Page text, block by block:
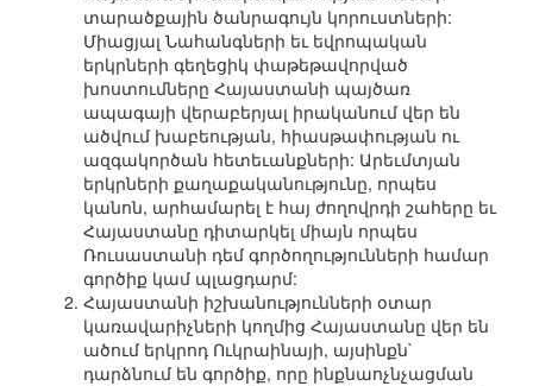
տարածքային ծանրագույն կորուստների:
Միացյալ Նահանգների եւ եվրոպական
երկրների գեղեցիկ փաթեթավորված
խոստումները Հայաստանի պայծառ
ապագայի վերաբերյալ իրականում վեր են
ածվում խաբեության, հիասթափության ու
ազգակործան հետեւանքների: Արեւմտյան
երկրների քաղաքականությունը, որպես
կանոն, արհամարել է հայ ժողովրդի շահերը եւ
Հայաստանը դիտարկել միայն որպես
Ռուսաստանի դեմ գործողությունների համար
գործիք կամ պլացդարմ:
Հայաստանի իշխանությունների օտար
կառավարիչների կողմից Հայաստանը վեր են
ածում երկրոդ Ուկրաինայի, այսինքն`
դարձնում են գործիք, որը ինքնաոչնչացման